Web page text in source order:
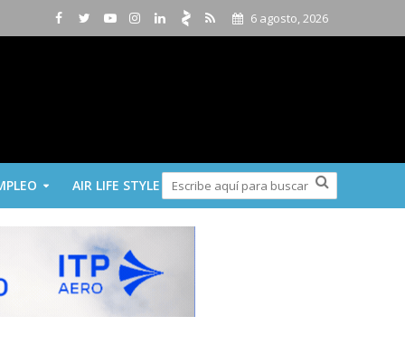
6 agosto, 2026
AIR LIFE STYLE